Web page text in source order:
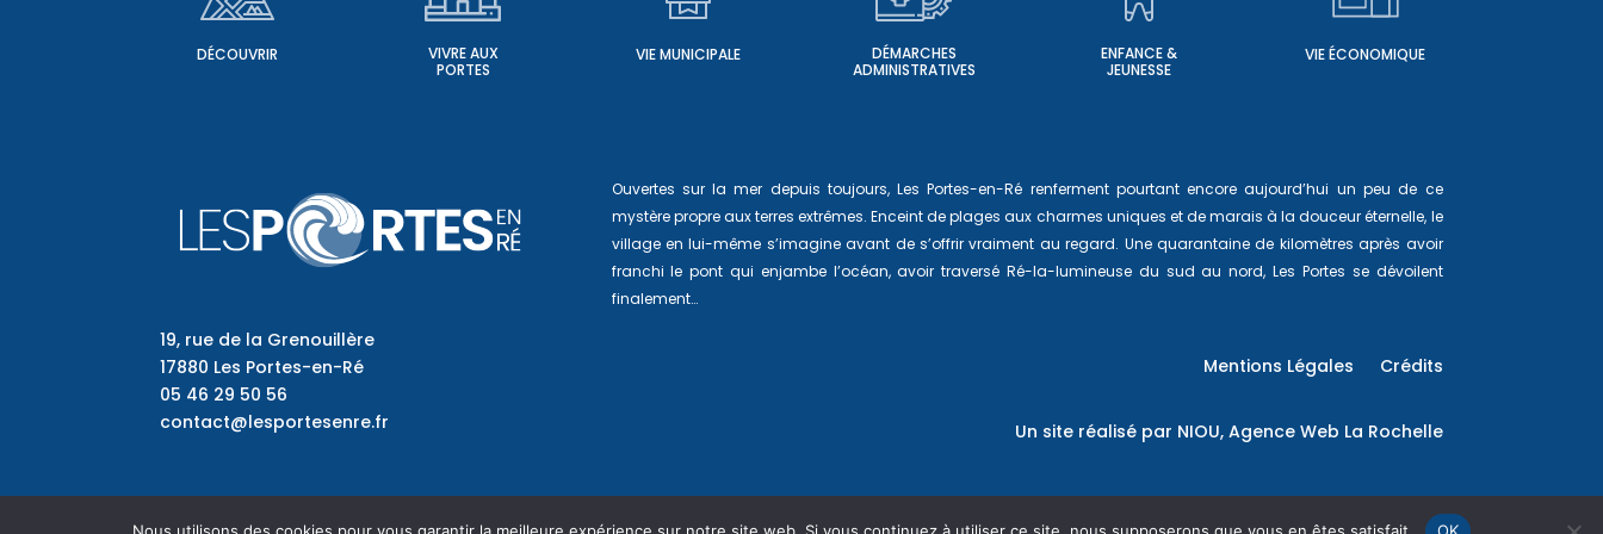
DÉCOUVRIR
VIVRE AUX
PORTES
VIE MUNICIPALE
DÉMARCHES
ADMINISTRATIVES
ENFANCE &
JEUNESSE
VIE ÉCONOMIQUE
19, rue de la Grenouillère
17880 Les Portes-en-Ré
05 46 29 50 56
contact@lesportesenre.fr
Ouvertes sur la mer depuis toujours, Les Portes-en-Ré renferment pourtant encore aujourd’hui un peu de ce
mystère propre aux terres extrêmes. Enceint de plages aux charmes uniques et de marais à la douceur éternelle, le
village en lui-même s’imagine avant de s’offrir vraiment au regard. Une quarantaine de kilomètres après avoir
franchi le pont qui enjambe l’océan, avoir traversé Ré-la-lumineuse du sud au nord, Les Portes se dévoilent
finalement…
Mentions Légales Crédits
Un site réalisé par NIOU, Agence Web La Rochelle